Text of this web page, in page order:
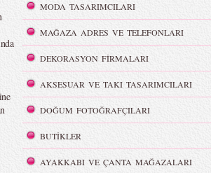
MODA TASARIMCILARI
MAĞAZA ADRES VE TELEFONLARI
DEKORASYON FİRMALARI
AKSESUAR VE TAKI TASARIMCILARI
DOĞUM FOTOĞRAFÇILARI
BUTİKLER
AYAKKABI VE ÇANTA MAĞAZALARI